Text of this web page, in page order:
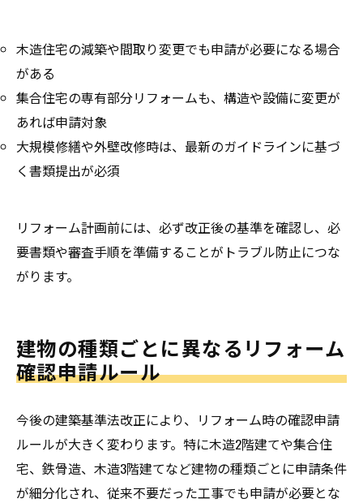
木造住宅の減築や間取り変更でも申請が必要になる場合
がある
集合住宅の専有部分リフォームも、構造や設備に変更が
あれば申請対象
大規模修繕や外壁改修時は、最新のガイドラインに基づ
く書類提出が必須
リフォーム計画前には、必ず改正後の基準を確認し、必
要書類や審査手順を準備することがトラブル防止につな
がります。
建物の種類ごとに異なるリフォーム
確認申請ルール
今後の建築基準法改正により、リフォーム時の確認申請
ルールが大きく変わります。特に木造2階建てや集合住
宅、鉄骨造、木造3階建てなど建物の種類ごとに申請条件
が細分化され、従来不要だった工事でも申請が必要とな